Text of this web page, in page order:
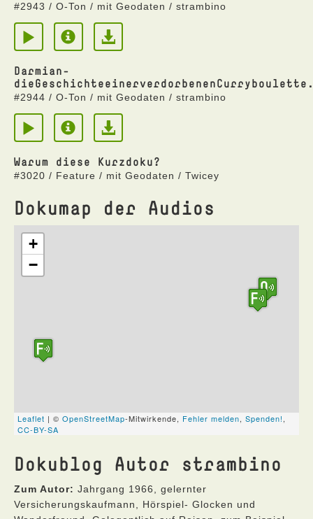
#2943 / O-Ton / mit Geodaten / strambino
Darmian-
#2944 / O-Ton / mit Geodaten / strambino
Warum diese Kurzdoku?
#3020 / Feature / mit Geodaten / Twicey
Dokumap der Audios
Dokublog Autor strambino
Zum Autor: Jahrgang 1966, gelernter
Versicherungskaufmann, Hörspiel- Glocken und